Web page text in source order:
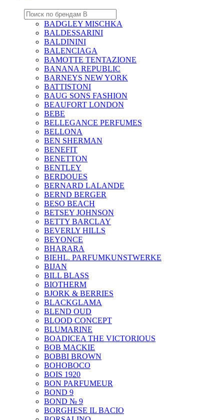
BADGLEY MISCHKA
BALDESSARINI
BALDININI
BALENCIAGA
BAMOTTE TENTAZIONE
BANANA REPUBLIC
BARNEYS NEW YORK
BATTISTONI
BAUG SONS FASHION
BEAUFORT LONDON
BEBE
BELLEGANCE PERFUMES
BELLONA
BEN SHERMAN
BENEFIT
BENETTON
BENTLEY
BERDOUES
BERNARD LALANDE
BERND BERGER
BESO BEACH
BETSEY JOHNSON
BETTY BARCLAY
BEVERLY HILLS
BEYONCE
BHARARA
BIEHL. PARFUMKUNSTWERKE
BIJAN
BILL BLASS
BIOTHERM
BJORK & BERRIES
BLACKGLAMA
BLEND OUD
BLOOD CONCEPT
BLUMARINE
BOADICEA THE VICTORIOUS
BOB MACKIE
BOBBI BROWN
BOHOBOCO
BOIS 1920
BON PARFUMEUR
BOND 9
BOND № 9
BORGHESE IL BACIO